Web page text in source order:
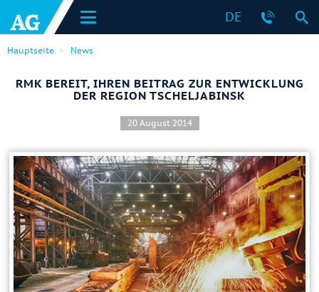
DE
Hauptseite News
RMK BEREIT, IHREN BEITRAG ZUR ENTWICKLUNG
DER REGION TSCHELJABINSK
20 August 2014